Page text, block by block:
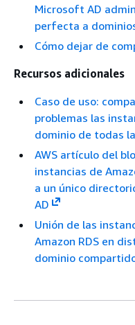
Microsoft AD
perfecta a
Cómo dejar de
Recursos adicionales
Caso de uso:
problemas las
dominio de todas
AWS artículo del
instancias de
a un único
AD
Unión de las
Amazon RDS en
dominio